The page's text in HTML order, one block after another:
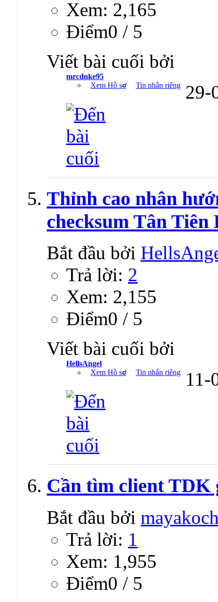
Xem: 2,165
Ðiểm0 / 5
Viết bài cuối bởi
mrcdnke95
Xem Hồ sơ
Tin nhắn riêng 29-
Thỉnh cao nhân
checksum Tân Tiên
Bắt đầu bởi
Trả lời: 2
Xem: 2,155
Ðiểm0 / 5
Viết bài cuối bởi
HellsAngel
Xem Hồ sơ
Tin nhắn riêng 11-
Cần tìm client TDK
Bắt đầu bởi
Trả lời: 1
Xem: 1,955
Ðiểm0 / 5